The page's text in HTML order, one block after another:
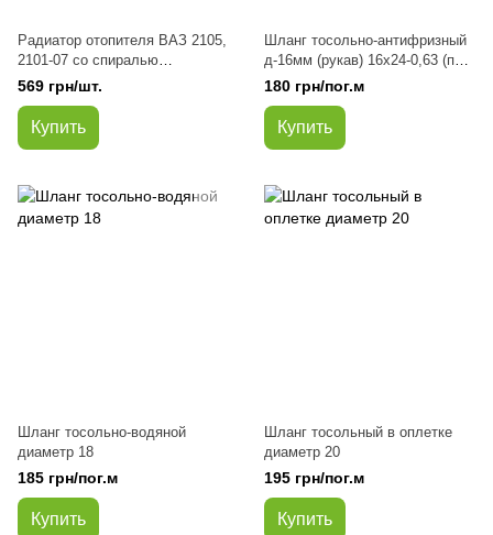
Радиатор отопителя ВАЗ 2105,
2101-07 со спиралью
(турбулизатор) алюминий (пр-
во Авто Престиж)
569 грн/шт.
Купить
Шланг тосольно-антифризный
д-16мм (рукав) 16х24-0,63 (пр-
во NIRTI)
180 грн/пог.м
Купить
Шланг тосольно-водяной
диаметр 18
185 грн/пог.м
Купить
Шланг тосольный в оплетке
диаметр 20
195 грн/пог.м
Купить